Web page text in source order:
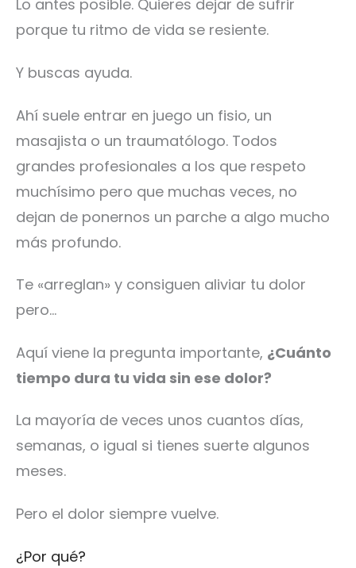
Lo antes posible. Quieres dejar de sufrir
porque tu ritmo de vida se resiente.
Y buscas ayuda.
Ahí suele entrar en juego un fisio, un
masajista o un traumatólogo. Todos
grandes profesionales a los que respeto
muchísimo pero que muchas veces, no
dejan de ponernos un parche a algo mucho
más profundo.
Te «arreglan» y consiguen aliviar tu dolor
pero…
Aquí viene la pregunta importante, ¿Cuánto
tiempo dura tu vida sin ese dolor?
La mayoría de veces unos cuantos días,
semanas, o igual si tienes suerte algunos
meses.
Pero el dolor siempre vuelve.
¿Por qué?